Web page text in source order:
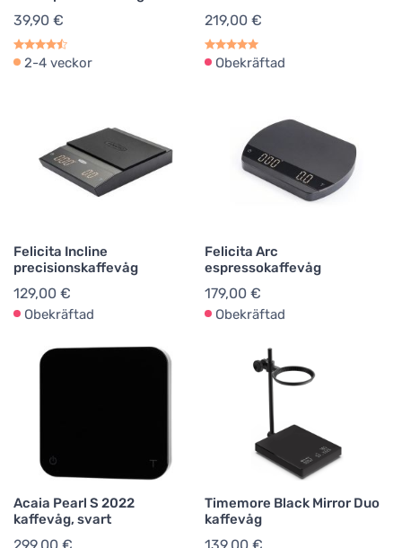
39,90 €
2-4 veckor
219,00 €
Obekräftad
Felicita Incline
precisionskaffevåg
129,00 €
Obekräftad
Felicita Arc
espressokaffevåg
179,00 €
Obekräftad
Acaia Pearl S 2022
kaffevåg, svart
Timemore Black Mirror Duo
kaffevåg